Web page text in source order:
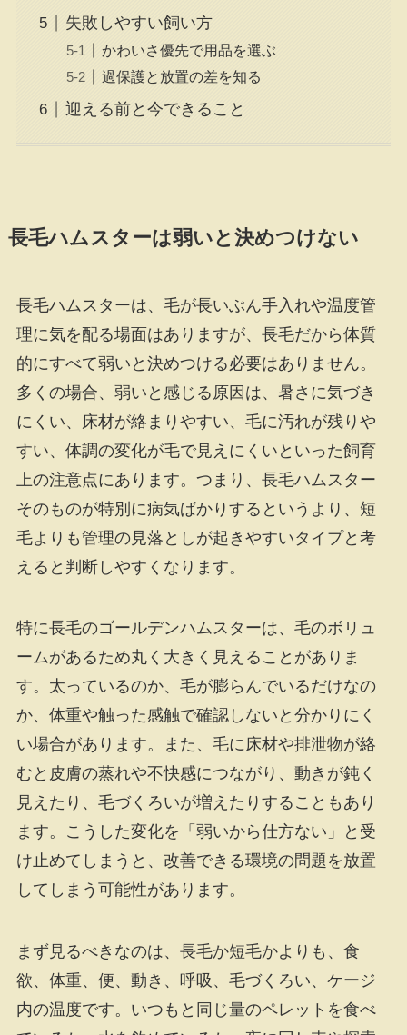
失敗しやすい飼い方
かわいさ優先で用品を選ぶ
過保護と放置の差を知る
迎える前と今できること
長毛ハムスターは弱いと決めつけない
長毛ハムスターは、毛が長いぶん手入れや温度管
理に気を配る場面はありますが、長毛だから体質
的にすべて弱いと決めつける必要はありません。
多くの場合、弱いと感じる原因は、暑さに気づき
にくい、床材が絡まりやすい、毛に汚れが残りや
すい、体調の変化が毛で見えにくいといった飼育
上の注意点にあります。つまり、長毛ハムスター
そのものが特別に病気ばかりするというより、短
毛よりも管理の見落としが起きやすいタイプと考
えると判断しやすくなります。
特に長毛のゴールデンハムスターは、毛のボリュ
ームがあるため丸く大きく見えることがありま
す。太っているのか、毛が膨らんでいるだけなの
か、体重や触った感触で確認しないと分かりにく
い場合があります。また、毛に床材や排泄物が絡
むと皮膚の蒸れや不快感につながり、動きが鈍く
見えたり、毛づくろいが増えたりすることもあり
ます。こうした変化を「弱いから仕方ない」と受
け止めてしまうと、改善できる環境の問題を放置
してしまう可能性があります。
まず見るべきなのは、長毛か短毛かよりも、食
欲、体重、便、動き、呼吸、毛づくろい、ケージ
内の温度です。いつもと同じ量のペレットを食べ